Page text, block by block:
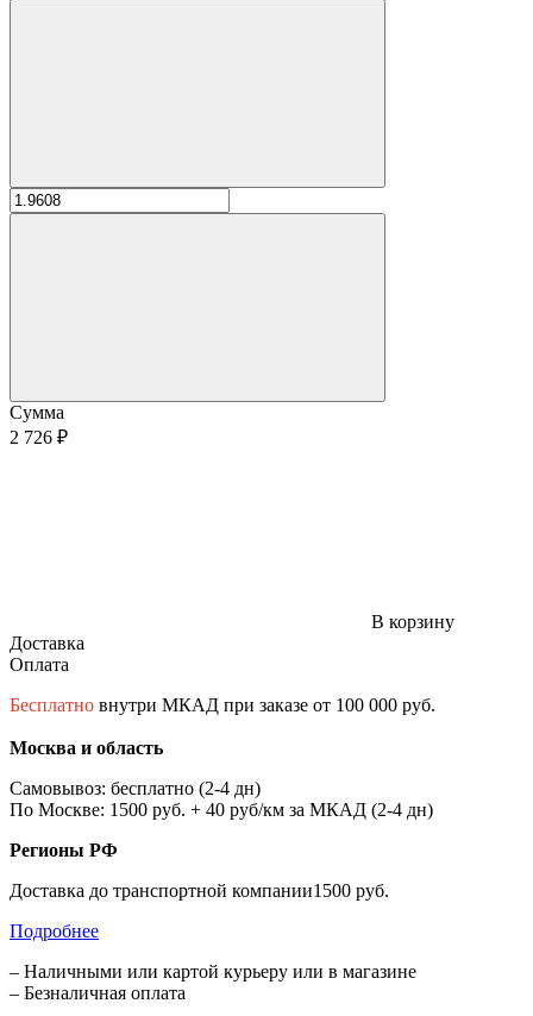
Сумма
2 726 ₽
В корзину
Доставка
Оплата
Бесплатно внутри МКАД при заказе от 100 000 руб.
Москва и область
Самовывоз: бесплатно (2-4 дн)
По Москве: 1500 руб. + 40 руб/км за МКАД (2-4 дн)
Регионы РФ
Доставка до транспортной компании1500 руб.
Подробнее
– Наличными или картой курьеру или в магазине
– Безналичная оплата